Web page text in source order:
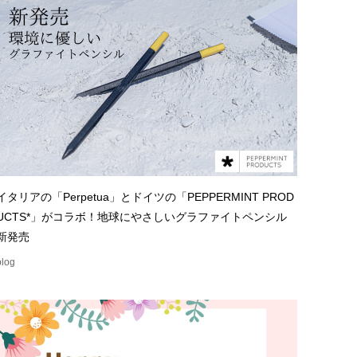
タリアの「Perpetua」とドイツの「PEPPERMINT PROD
」がコラボ！地球にやさしいグラファイトペンシル
発売